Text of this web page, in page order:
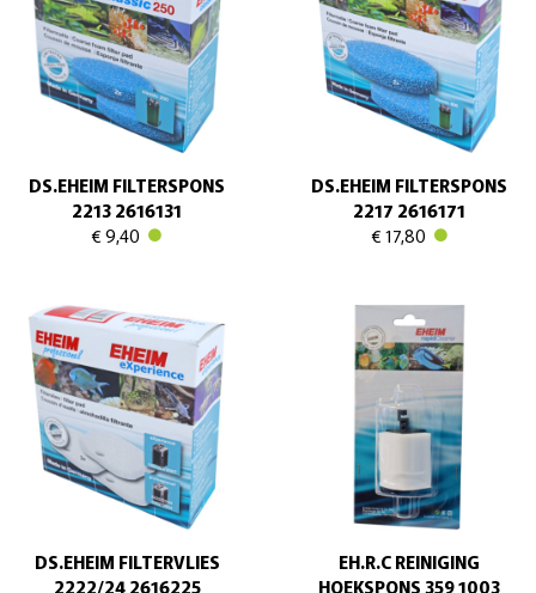
DS.EHEIM FILTERSPONS
2213 2616131
€ 9,40
DS.EHEIM FILTERSPONS
2217 2616171
€ 17,80
DS.EHEIM FILTERVLIES
2222/24 2616225
EH.R.C REINIGING
HOEKSPONS 359 1003